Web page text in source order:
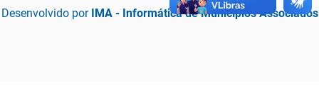
Desenvolvido por IMA - Informática de Municípios Associados